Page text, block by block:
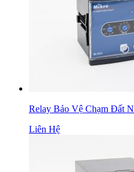
Relay Bảo Vệ Chạm Đất
Liên Hệ